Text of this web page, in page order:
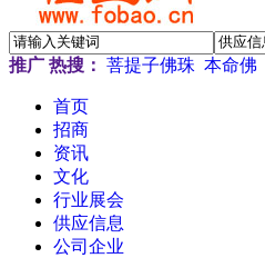
推广 热搜： 菩提子佛珠 本命佛
首页
招商
资讯
文化
行业展会
供应信息
公司企业